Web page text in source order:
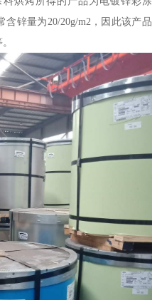
锌量为20/20g/m2，因此该产品